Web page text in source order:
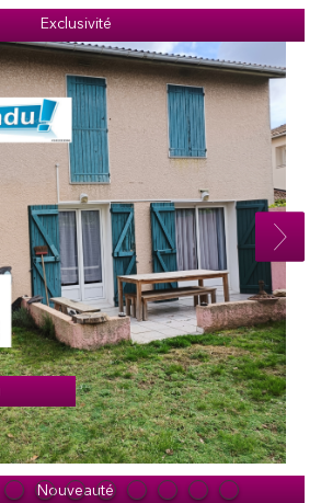
Exclusivité
Nouveauté